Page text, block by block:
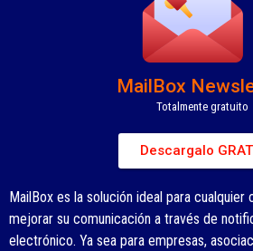
MailBox
Totalmente gratuito
Descargalo
MailBox es la solución ideal para cualquier
mejorar su comunicación a través de
electrónico. Ya sea para empresas,